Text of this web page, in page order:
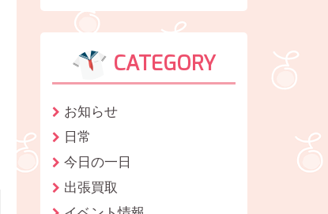
CATEGORY
お知らせ
日常
今日の一日
出張買取